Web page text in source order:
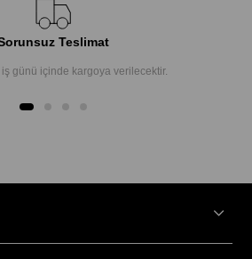
Teslimat
günü içinde kargoya verilecektir.